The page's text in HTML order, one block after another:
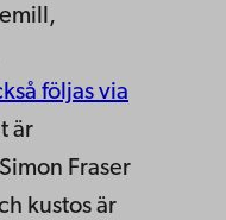
följas via
är
Fraser
kustos är